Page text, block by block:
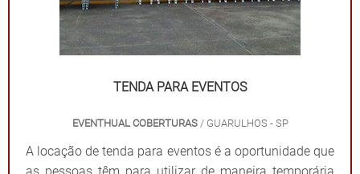
TENDA PARA EVENTOS
EVENTHUAL COBERTURAS / GUARULHOS - SP
A locação de tenda para eventos é a oportunidade que